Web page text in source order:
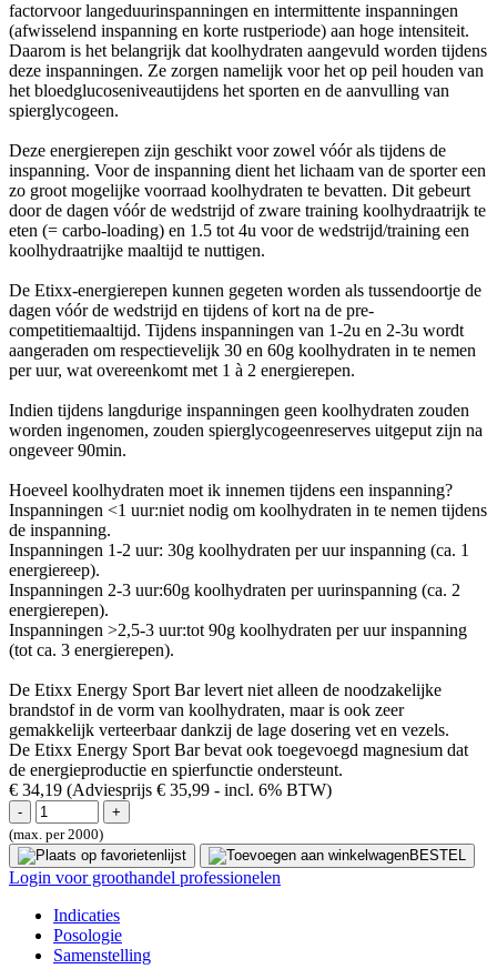
factorvoor langeduurinspanningen en intermittente inspanningen
(afwisselend inspanning en korte rustperiode) aan hoge intensiteit.
Daarom is het belangrijk dat koolhydraten aangevuld worden tijdens
deze inspanningen. Ze zorgen namelijk voor het op peil houden van
het bloedglucoseniveautijdens het sporten en de aanvulling van
spierglycogeen.
Deze energierepen zijn geschikt voor zowel vóór als tijdens de
inspanning. Voor de inspanning dient het lichaam van de sporter een
zo groot mogelijke voorraad koolhydraten te bevatten. Dit gebeurt
door de dagen vóór de wedstrijd of zware training koolhydraatrijk te
eten (= carbo-loading) en 1.5 tot 4u voor de wedstrijd/training een
koolhydraatrijke maaltijd te nuttigen.
De Etixx-energierepen kunnen gegeten worden als tussendoortje de
dagen vóór de wedstrijd en tijdens of kort na de pre-
competitiemaaltijd. Tijdens inspanningen van 1-2u en 2-3u wordt
aangeraden om respectievelijk 30 en 60g koolhydraten in te nemen
per uur, wat overeenkomt met 1 à 2 energierepen.
Indien tijdens langdurige inspanningen geen koolhydraten zouden
worden ingenomen, zouden spierglycogeenreserves uitgeput zijn na
ongeveer 90min.
Hoeveel koolhydraten moet ik innemen tijdens een inspanning?
Inspanningen <1 uur:niet nodig om koolhydraten in te nemen tijdens
de inspanning.
Inspanningen 1-2 uur: 30g koolhydraten per uur inspanning (ca. 1
energiereep).
Inspanningen 2-3 uur:60g koolhydraten per uurinspanning (ca. 2
energierepen).
Inspanningen >2,5-3 uur:tot 90g koolhydraten per uur inspanning
(tot ca. 3 energierepen).
De Etixx Energy Sport Bar levert niet alleen de noodzakelijke
brandstof in de vorm van koolhydraten, maar is ook zeer
gemakkelijk verteerbaar dankzij de lage dosering vet en vezels.
De Etixx Energy Sport Bar bevat ook toegevoegd magnesium dat
de energieproductie en spierfunctie ondersteunt.
€ 34,19 (Adviesprijs € 35,99 - incl. 6% BTW)
(max. per 2000)
BESTEL
Login voor groothandel professionelen
Indicaties
Posologie
Samenstelling